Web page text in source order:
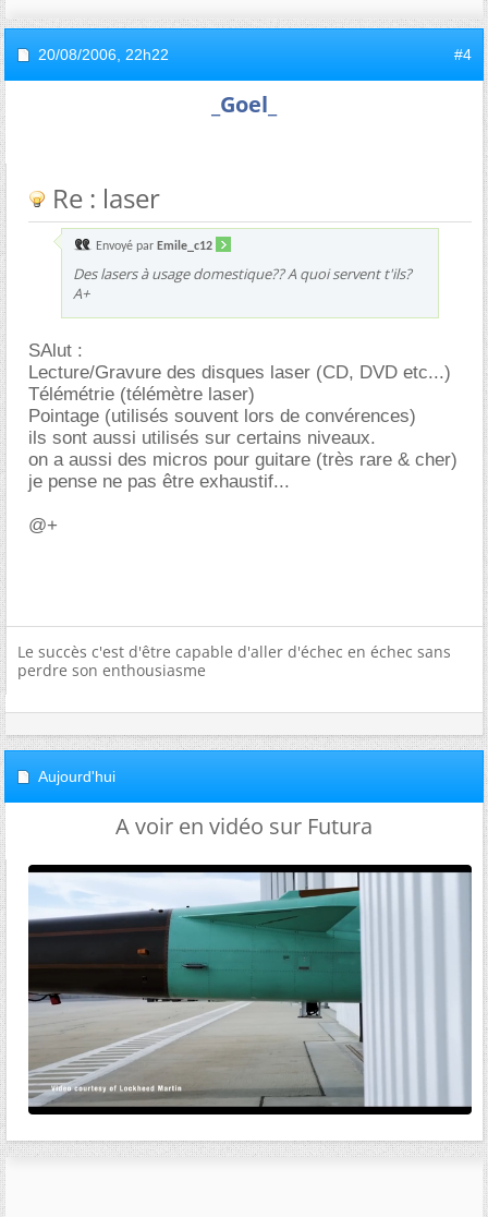
20/08/2006, 22h22 #4
_Goel_
Re : laser
Envoyé par Emile_c12
Des lasers à usage domestique?? A quoi servent t'ils?
A+
SAlut :
Lecture/Gravure des disques laser (CD, DVD etc...)
Télémétrie (télémètre laser)
Pointage (utilisés souvent lors de convérences)
ils sont aussi utilisés sur certains niveaux.
on a aussi des micros pour guitare (très rare & cher)
je pense ne pas être exhaustif...
@+
Le succès c'est d'être capable d'aller d'échec en échec sans
perdre son enthousiasme
Aujourd'hui
A voir en vidéo sur Futura